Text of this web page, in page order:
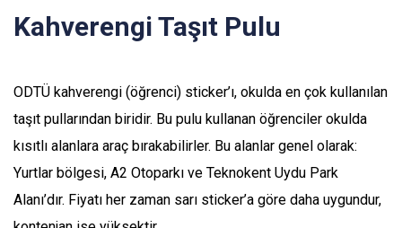
Kahverengi Taşıt Pulu
ODTÜ kahverengi (öğrenci) sticker’ı, okulda en çok kullanılan
taşıt pullarından biridir. Bu pulu kullanan öğrenciler okulda
kısıtlı alanlara araç bırakabilirler. Bu alanlar genel olarak:
Yurtlar bölgesi, A2 Otoparkı ve Teknokent Uydu Park
Alanı’dır. Fiyatı her zaman sarı sticker’a göre daha uygundur,